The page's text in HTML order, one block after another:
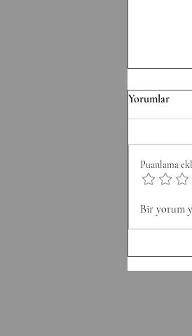
F/
Minute
Double
Yorumlar
Puanlama
Bir yorum